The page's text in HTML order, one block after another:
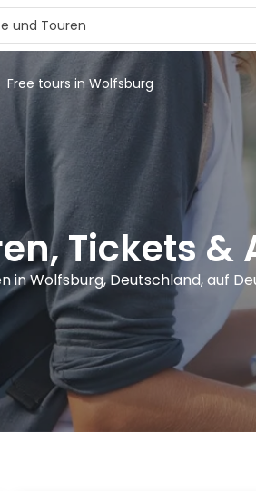
Free tours in Wolfsburg
Tickets
in Wolfsburg, Deutschland, auf